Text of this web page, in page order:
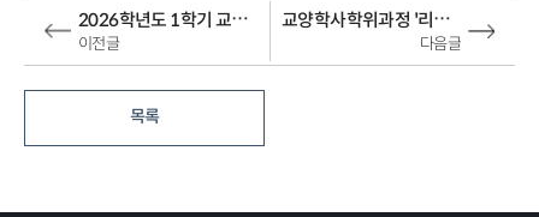
이전글
2026학년도 1학기 교양학사학위과정 리버럴아츠전공 개설 교과목 안내
다음글
교양학사학위과정 '리버럴아츠전공' 온라인 이벤트 당첨자 안내
목록